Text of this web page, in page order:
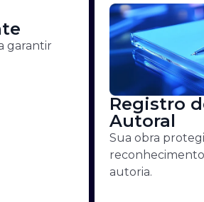
garantir
Registro
Autoral
Sua obra
autoria.